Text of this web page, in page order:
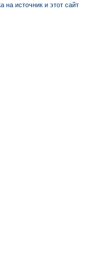
на источник и этот сайт